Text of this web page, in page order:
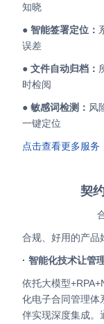
知晓
智能签署定位：
误差
文件自动归档：
时检阅
敏感词检测： 风
一键定位
点击查看更多服务
合规、好用的产
· 智能化技术让管
依托大模型+RPA+NLP+OCR技术矩阵，契约锁率先推出智能
化电子合同管理体
伴实现深度集成。